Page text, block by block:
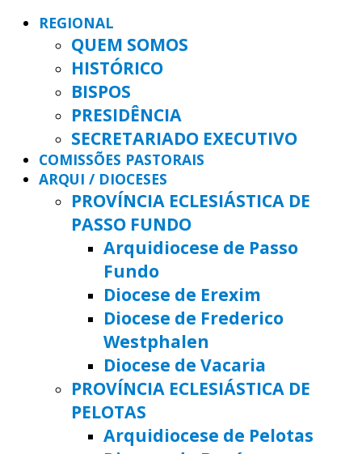
REGIONAL
QUEM SOMOS
HISTÓRICO
BISPOS
PRESIDÊNCIA
SECRETARIADO EXECUTIVO
COMISSÕES PASTORAIS
ARQUI / DIOCESES
PROVÍNCIA ECLESIÁSTICA DE
PASSO FUNDO
Arquidiocese de Passo
Fundo
Diocese de Erexim
Diocese de Frederico
Westphalen
Diocese de Vacaria
PROVÍNCIA ECLESIÁSTICA DE
PELOTAS
Arquidiocese de Pelotas